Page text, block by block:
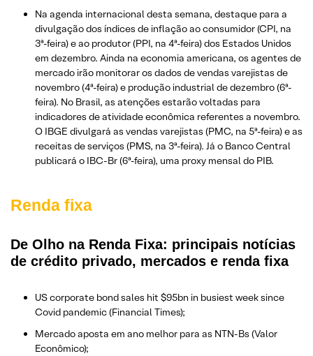
Na agenda internacional desta semana, destaque para a
divulgação dos índices de inflação ao consumidor (CPI, na
3ª-feira) e ao produtor (PPI, na 4ª-feira) dos Estados Unidos
em dezembro. Ainda na economia americana, os agentes de
mercado irão monitorar os dados de vendas varejistas de
novembro (4ª-feira) e produção industrial de dezembro (6ª-
feira). No Brasil, as atenções estarão voltadas para
indicadores de atividade econômica referentes a novembro.
O IBGE divulgará as vendas varejistas (PMC, na 5ª-feira) e as
receitas de serviços (PMS, na 3ª-feira). Já o Banco Central
publicará o IBC-Br (6ª-feira), uma proxy mensal do PIB.
Renda fixa
De Olho na Renda Fixa: principais notícias
de crédito privado, mercados e renda fixa
US corporate bond sales hit $95bn in busiest week since
Covid pandemic (Financial Times);
Mercado aposta em ano melhor para as NTN-Bs (Valor
Econômico);